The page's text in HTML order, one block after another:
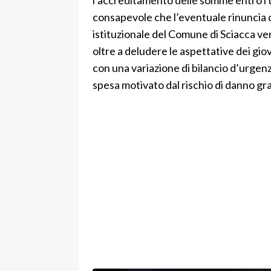
consapevole che l’eventuale
istituzionale del Comune di Sciacca
oltre a deludere le aspettative dei
con una variazione di bilancio
spesa motivato dal rischio di danno